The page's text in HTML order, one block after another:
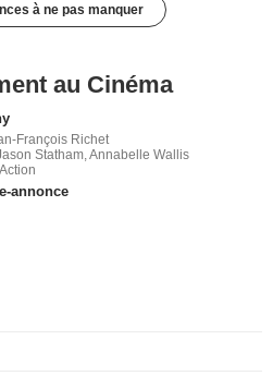
à ne pas manquer
au Cinéma
François Richet
Statham, Annabelle Wallis
annonce